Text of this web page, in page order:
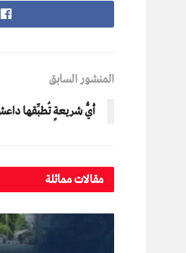
المنشور السابق
أيُّ شريعةٍ تُطبِّقها
مقالات مماثلة